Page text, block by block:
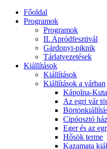
Főoldal
Programok
Programok
II. Apródfesztivál
Gárdonyi-piknik
Tárlatvezetések
Kiállítások
Kiállítások
Kiállítások a várban
Kápolna-
Az egri vár
Cipóosztó ház
Eger és az
Hősök terme
Kazamata